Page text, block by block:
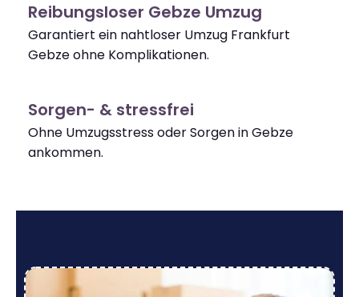
Reibungsloser Gebze Umzug
Garantiert ein nahtloser Umzug Frankfurt
Gebze ohne Komplikationen.
Sorgen- & stressfrei
Ohne Umzugsstress oder Sorgen in Gebze
ankommen.